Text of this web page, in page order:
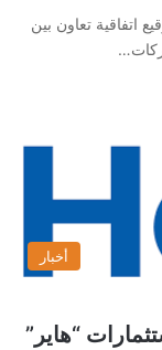
اتفاقية تعاون بين
أخبار
استثمارات “هاير”